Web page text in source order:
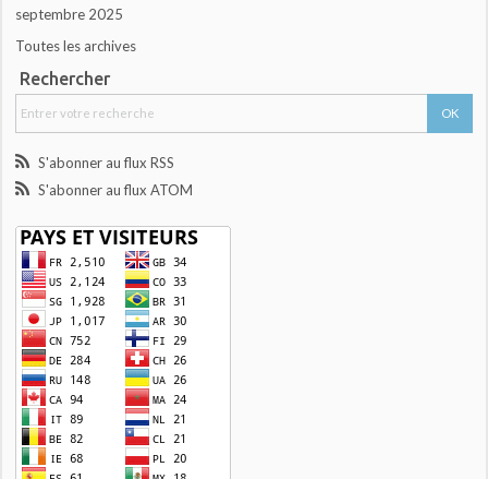
septembre 2025
Toutes les archives
Rechercher
S'abonner au flux RSS
S'abonner au flux ATOM